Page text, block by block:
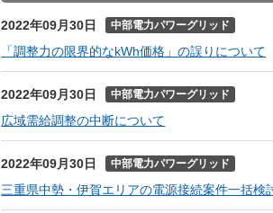
2022年09月30日 中部電力パワーグリッド
「調整力の限界的なkWh価格」の誤りについて
2022年09月30日 中部電力パワーグリッド
広域需給調整の中断について
2022年09月30日 中部電力パワーグリッド
三重県中勢・伊賀エリアの電源接続案件一括検